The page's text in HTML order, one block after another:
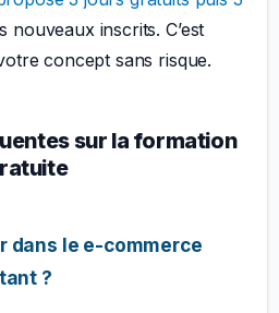
nouveaux inscrits. C’est
concept sans risque.
sur la formation
dans le e-commerce
?